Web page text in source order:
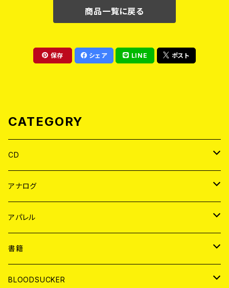
商品一覧に戻る
保存 シェア LINE ポスト
CATEGORY
CD
JAPAN
WORLD
アナログ
JAPAN
７EP
LP
WORLD
7EP
アパレル
JAPAN
T-shirt
WORLD
書籍
MAGAZINE
BLOODSUCKER